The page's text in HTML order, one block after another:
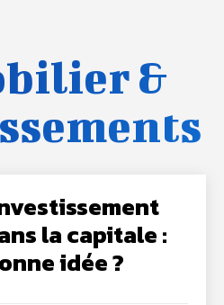
&
la capitale :
idée ?